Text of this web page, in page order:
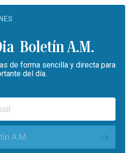
Boletín A.M.
de forma sencilla y directa para
del día.
A.M.